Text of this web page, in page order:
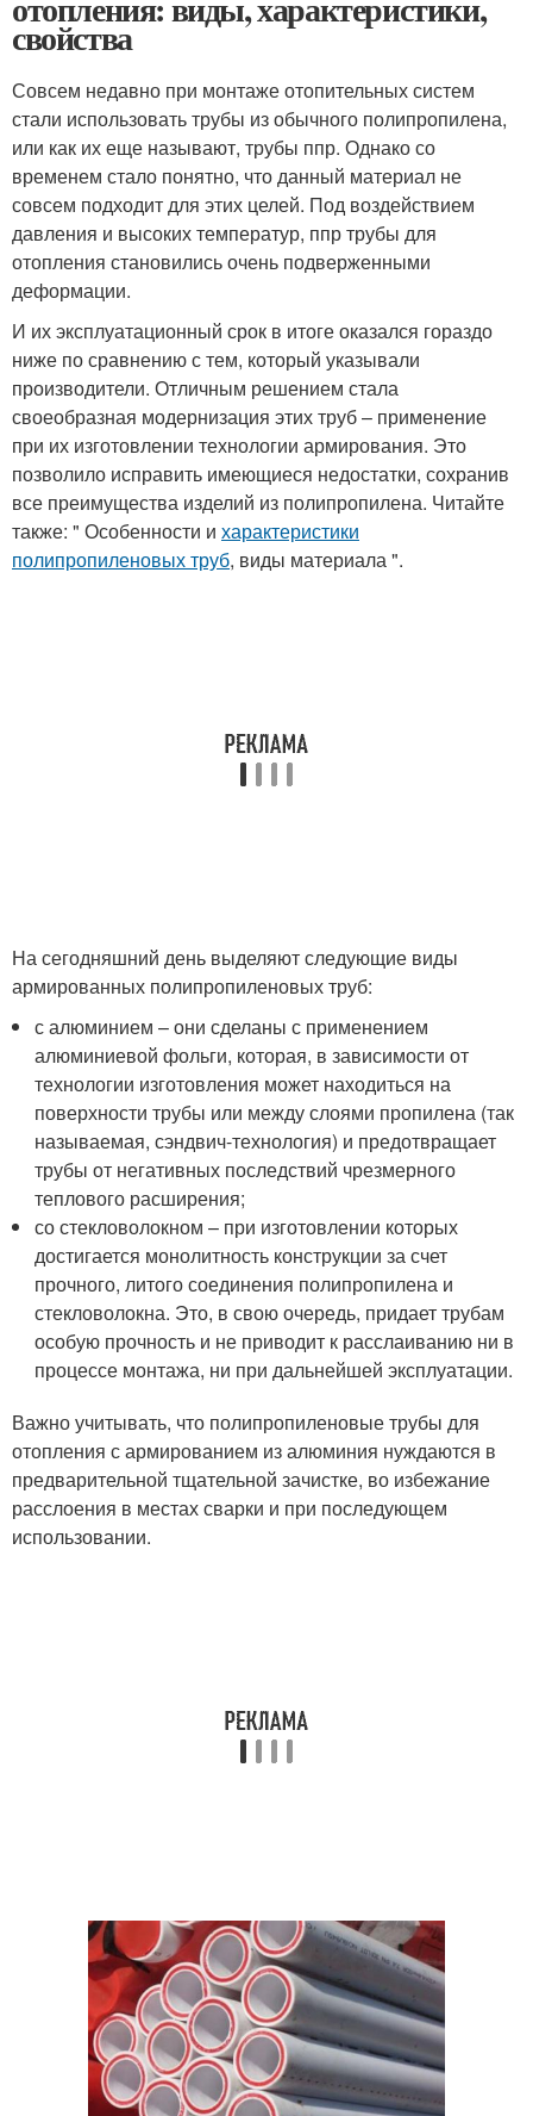
свойства
Совсем недавно при монтаже отопительных систем
стали использовать трубы из обычного полипропилена,
или как их еще называют, трубы ппр. Однако со
временем стало понятно, что данный материал не
совсем подходит для этих целей. Под воздействием
давления и высоких температур, ппр трубы для
отопления становились очень подверженными
деформации.
И их эксплуатационный срок в итоге оказался гораздо
ниже по сравнению с тем, который указывали
производители. Отличным решением стала
своеобразная модернизация этих труб – применение
при их изготовлении технологии армирования. Это
позволило исправить имеющиеся недостатки, сохранив
все преимущества изделий из полипропилена. Читайте
также: " Особенности и характеристики
полипропиленовых труб, виды материала ".
На сегодняшний день выделяют следующие виды
армированных полипропиленовых труб:
с алюминием – они сделаны с применением
алюминиевой фольги, которая, в зависимости от
технологии изготовления может находиться на
поверхности трубы или между слоями пропилена (так
называемая, сэндвич-технология) и предотвращает
трубы от негативных последствий чрезмерного
теплового расширения;
со стекловолокном – при изготовлении которых
достигается монолитность конструкции за счет
прочного, литого соединения полипропилена и
стекловолокна. Это, в свою очередь, придает трубам
особую прочность и не приводит к расслаиванию ни в
процессе монтажа, ни при дальнейшей эксплуатации.
Важно учитывать, что полипропиленовые трубы для
отопления с армированием из алюминия нуждаются в
предварительной тщательной зачистке, во избежание
расслоения в местах сварки и при последующем
использовании.